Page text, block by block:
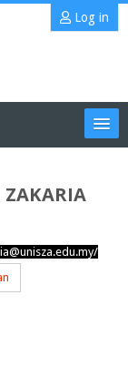
Log in